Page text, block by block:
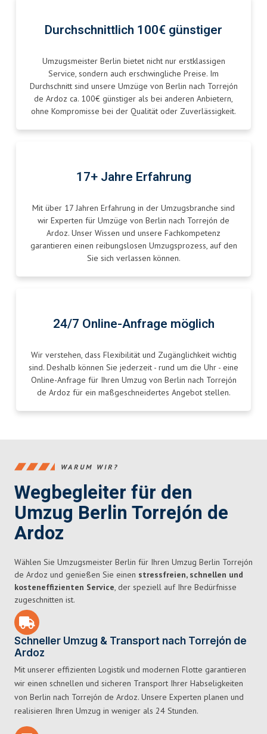
Durchschnittlich 100€ günstiger
Umzugsmeister Berlin bietet nicht nur erstklassigen
Service, sondern auch erschwingliche Preise. Im
Durchschnitt sind unsere Umzüge von Berlin nach Torrejón
de Ardoz ca. 100€ günstiger als bei anderen Anbietern,
ohne Kompromisse bei der Qualität oder Zuverlässigkeit.
17+ Jahre Erfahrung
Mit über 17 Jahren Erfahrung in der Umzugsbranche sind
wir Experten für Umzüge von Berlin nach Torrejón de
Ardoz. Unser Wissen und unsere Fachkompetenz
garantieren einen reibungslosen Umzugsprozess, auf den
Sie sich verlassen können.
24/7 Online-Anfrage möglich
Wir verstehen, dass Flexibilität und Zugänglichkeit wichtig
sind. Deshalb können Sie jederzeit - rund um die Uhr - eine
Online-Anfrage für Ihren Umzug von Berlin nach Torrejón
de Ardoz für ein maßgeschneidertes Angebot stellen.
WARUM WIR?
Wegbegleiter für den
Umzug Berlin Torrejón de
Ardoz
Wählen Sie Umzugsmeister Berlin für Ihren Umzug Berlin Torrejón
de Ardoz und genießen Sie einen stressfreien, schnellen und
kosteneffizienten Service, der speziell auf Ihre Bedürfnisse
zugeschnitten ist.
Schneller Umzug & Transport nach Torrejón de
Ardoz
Mit unserer effizienten Logistik und modernen Flotte garantieren
wir einen schnellen und sicheren Transport Ihrer Habseligkeiten
von Berlin nach Torrejón de Ardoz. Unsere Experten planen und
realisieren Ihren Umzug in weniger als 24 Stunden.